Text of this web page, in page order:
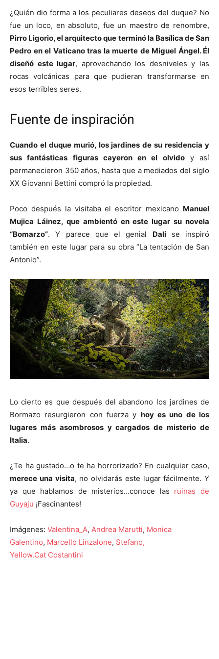
¿Quién dio forma a los peculiares deseos del duque? No
fue un loco, en absoluto, fue un maestro de renombre,
Pirro Ligorio, el arquitecto que terminó la Basílica de San
Pedro en el Vaticano tras la muerte de Miguel Ángel. Él
diseñó este lugar, aprovechando los desniveles y las
rocas volcánicas para que pudieran transformarse en
esos terribles seres.
Fuente de inspiración
Cuando el duque murió, los jardines de su residencia y
sus fantásticas figuras cayeron en el olvidoy así
permanecieron 350 años, hasta que a mediados del siglo
XX Giovanni Bettini compró la propiedad.
Poco después la visitaba el escritor mexicano Manuel
Mujica Láinez, que ambientó en este lugar su novela
“Bomarzo”. Y parece que el genial Dalíse inspiró
también en este lugar para su obra “La tentación de San
Antonio”.
Lo cierto es que después del abandono los jardines de
Bormazo resurgieron con fuerza y hoy es uno de los
lugares más asombrosos y cargados de misterio de
Italia.
¿Te ha gustado…o te ha horrorizado? En cualquier caso,
merece una visita, no olvidarás este lugar fácilmente. Y
ya que hablamos de misterios…conoce las ruinas de
Guyaju ¡Fascinantes!
Imágenes: Valentina_A, Andrea Marutti, Monica
Galentino, Marcello Linzalone, Stefano,
Yellow.Cat Costantini